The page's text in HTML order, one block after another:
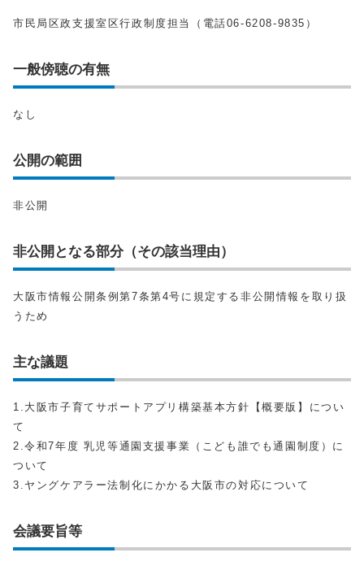
市民局区政支援室区行政制度担当（電話06-6208-9835）
一般傍聴の有無
なし
公開の範囲
非公開
非公開となる部分（その該当理由）
大阪市情報公開条例第7条第4号に規定する非公開情報を取り扱
うため
主な議題
1.大阪市子育てサポートアプリ構築基本方針【概要版】につい
て
2.令和7年度 乳児等通園支援事業（こども誰でも通園制度）に
ついて
3.ヤングケアラー法制化にかかる大阪市の対応について
会議要旨等